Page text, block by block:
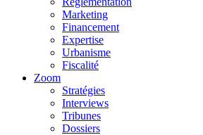
Marketing
Financement
Expertise
Urbanisme
Fiscalité
Zoom
Stratégies
Interviews
Tribunes
Dossiers